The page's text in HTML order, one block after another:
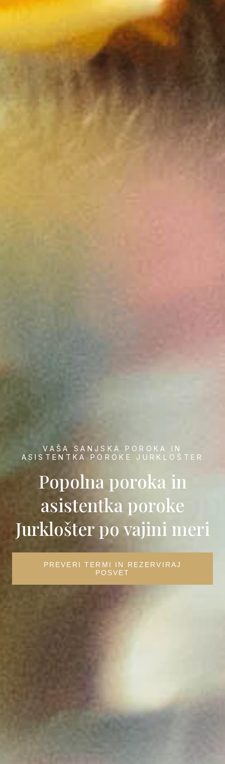
VAŠA SANJSKA POROKA IN
ASISTENTKA POROKE JURKLOŠTER
Popolna poroka in
asistentka poroke
Jurklošter po vajini meri
PREVERI TERMI IN REZERVIRAJ
POSVET